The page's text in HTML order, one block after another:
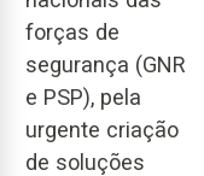
forças de
segurança (GNR
e PSP), pela
urgente criação
de soluções